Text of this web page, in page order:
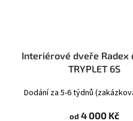
Interiérové dveře Radex
TRYPLET 6S
Dodání za 5-6 týdnů
od 4 000 Kč